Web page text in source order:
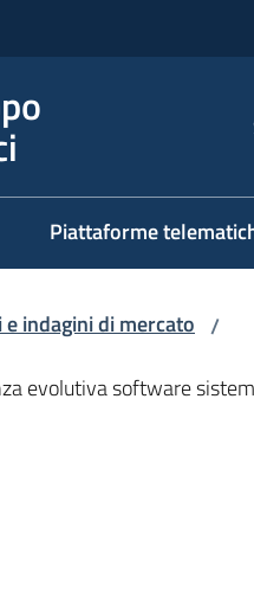
Piattaforme
indagini di mercato /
evolutiva software